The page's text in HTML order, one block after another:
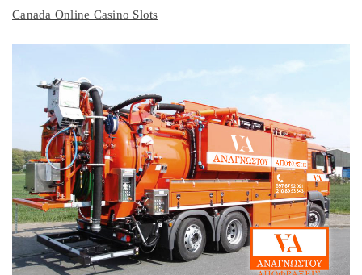
Canada Online Casino Slots